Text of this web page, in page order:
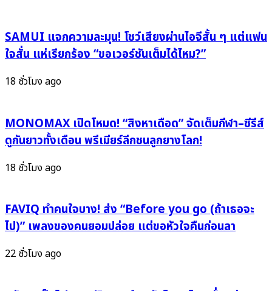
อุปสมบท
ทดแทน
คุณ
พ่อ
ใจ
ศรัทธา!
ใหม่
สุด
ท์
Music
พร้อม
เสิร์ฟ
พลัง
ซิงเกิล
แรก
นี้
SAMUI แจกความละมุน! โชว์เสียงผ่านไอจีสั้น ๆ แต่แฟน
ใจสั่น แห่เรียกร้อง “ขอเวอร์ชันเต็มได้ไหม?”
18 ชั่วโมง ago
MONOMAX เปิดโหมด! “สิงหาเดือด” จัดเต็มกีฬา–ซีรีส์
ดูกันยาวทั้งเดือน พรีเมียร์ลีกชนลูกยางโลก!
18 ชั่วโมง ago
FAVIQ ทำคนใจบาง! ส่ง “Before you go (ถ้าเธอจะ
ไป)” เพลงของคนยอมปล่อย แต่ขอหัวใจคืนก่อนลา
22 ชั่วโมง ago